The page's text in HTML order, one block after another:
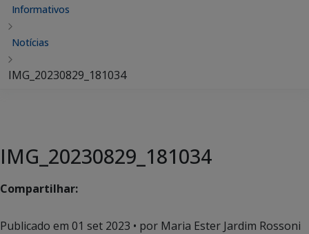
Informativos
Notícias
IMG_20230829_181034
IMG_20230829_181034
Compartilhar:
Publicado em 01 set 2023 • por Maria Ester Jardim Rossoni